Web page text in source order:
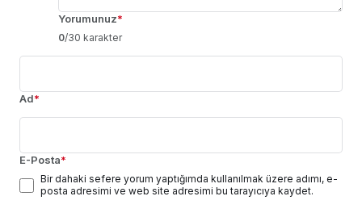
Yorumunuz*
0/30 karakter
Ad*
E-Posta*
Bir dahaki sefere yorum yaptığımda kullanılmak üzere adımı, e-
posta adresimi ve web site adresimi bu tarayıcıya kaydet.